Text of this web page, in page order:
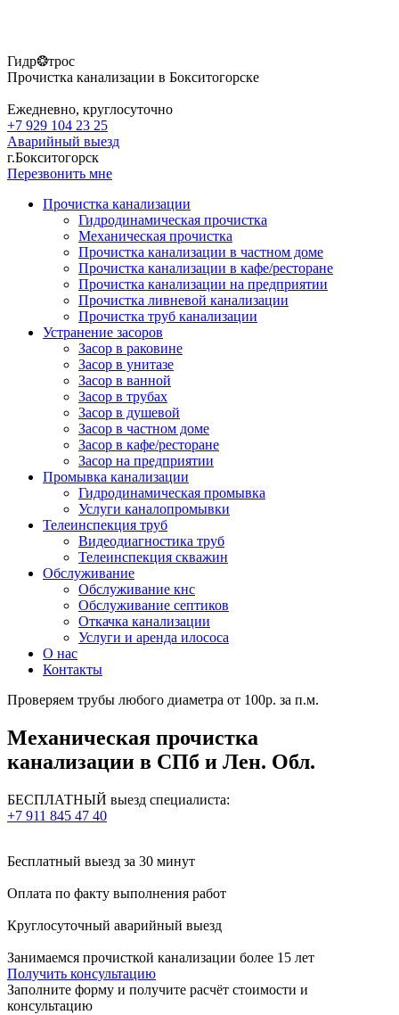
Гидр❂трос
Прочистка канализации в Бокситогорске
Ежедневно, круглосуточно
+7 929 104 23 25
Аварийный выезд
г.Бокситогорск
Перезвонить мне
Прочистка канализации
Гидродинамическая прочистка
Механическая прочистка
Прочистка канализации в частном доме
Прочистка канализации в кафе/ресторане
Прочистка канализации на предприятии
Прочистка ливневой канализации
Прочистка труб канализации
Устранение засоров
Засор в раковине
Засор в унитазе
Засор в ванной
Засор в трубах
Засор в душевой
Засор в частном доме
Засор в кафе/ресторане
Засор на предприятии
Промывка канализации
Гидродинамическая промывка
Услуги каналопромывки
Телеинспекция труб
Видеодиагностика труб
Телеинспекция скважин
Обслуживание
Обслуживание кнс
Обслуживание септиков
Откачка канализации
Услуги и аренда илососа
О нас
Контакты
Проверяем трубы любого диаметра от 100р. за п.м.
Механическая прочистка
канализации в СПб и Лен. Обл.
БЕСПЛАТНЫЙ выезд специалиста:
+7 911 845 47 40
Бесплатный выезд за 30 минут
Оплата по факту выполнения работ
Круглосуточный аварийный выезд
Занимаемся прочисткой канализации более 15 лет
Получить консультацию
Заполните форму и получите расчёт стоимости и
консультацию